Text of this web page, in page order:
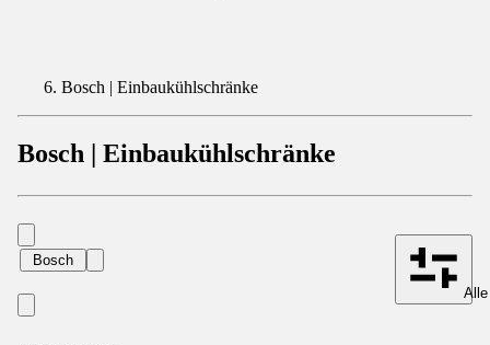
Bosch | Einbaukühlschränke
Bosch | Einbaukühlschränke
Bosch